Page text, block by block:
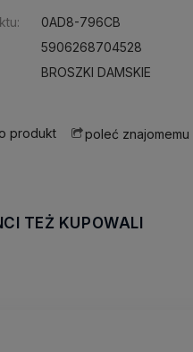
0AD8-796CB
5906268704528
BROSZKI DAMSKIE
produkt poleć znajomemu
TEŻ KUPOWALI